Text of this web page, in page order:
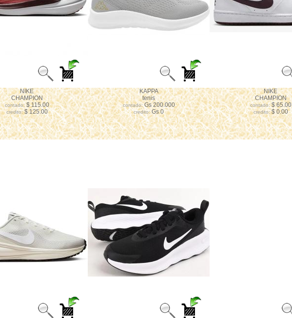
NIKE
CHAMPION
contado:$ 115.00
credito:$ 125.00
KAPPA
tenis
contado:Gs 200.000
credito:Gs 0
NIKE
CHAMPION
contado:$ 65.00
credito:$ 0.00